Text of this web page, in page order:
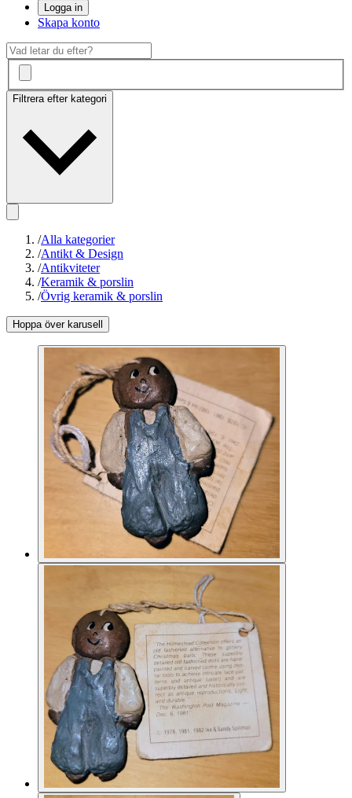
Logga in
Skapa konto
Filtrera efter kategori
/Alla kategorier
/Antikt & Design
/Antikviteter
/Keramik & porslin
/Övrig keramik & porslin
Hoppa över karusell